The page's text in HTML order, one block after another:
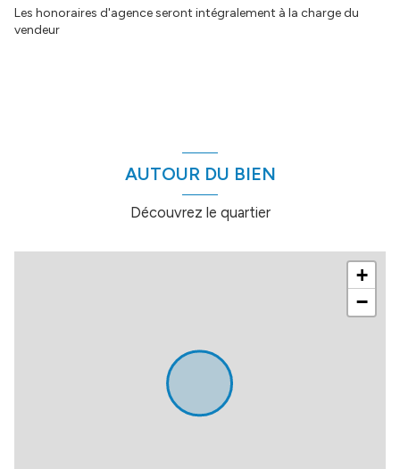
Les honoraires d'agence seront intégralement à la charge du
vendeur
AUTOUR DU BIEN
Découvrez le quartier
+
−